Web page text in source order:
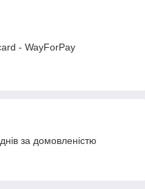
- WayForPay
за домовленістю